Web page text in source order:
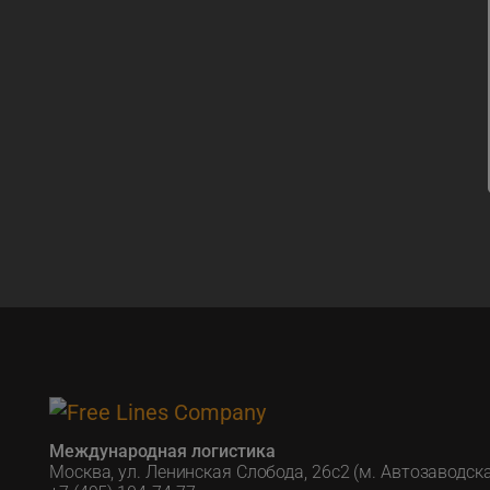
Международная логистика
Москва, ул. Ленинская Слобода, 26с2 (м.